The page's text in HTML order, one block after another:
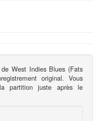
West Indies Blues (Fats
original. Vous
partition juste après le